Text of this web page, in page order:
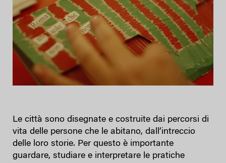
Le città sono disegnate e costruite dai percorsi di
vita delle persone che le abitano, dall’intreccio
delle loro storie. Per questo è importante
guardare, studiare e interpretare le pratiche